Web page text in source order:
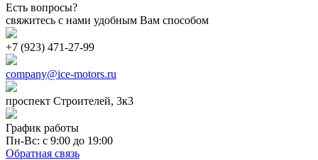
Есть вопросы?
свяжитесь с нами удобным Вам способом
+7 (923) 471-27-99
company@ice-motors.ru
проспект Строителей, 3к3
График работы
Пн-Вс: с 9:00 до 19:00
Обратная связь